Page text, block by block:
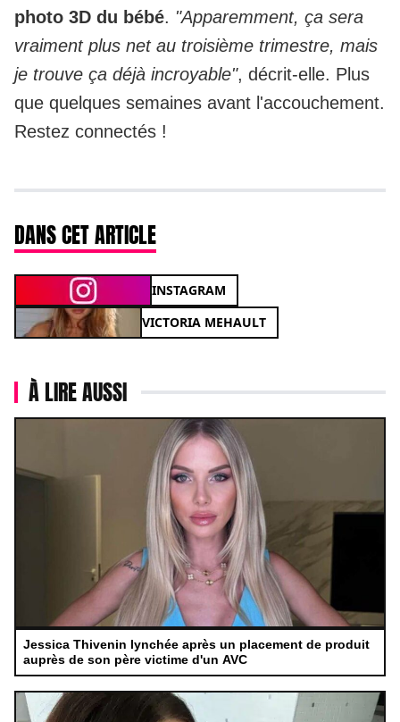
photo 3D du bébé. "Apparemment, ça sera
vraiment plus net au troisième trimestre, mais
je trouve ça déjà incroyable", décrit-elle. Plus
que quelques semaines avant l'accouchement.
Restez connectés !
DANS CET ARTICLE
INSTAGRAM
VICTORIA MEHAULT
À LIRE AUSSI
Jessica Thivenin lynchée après un placement de produit
auprès de son père victime d'un AVC